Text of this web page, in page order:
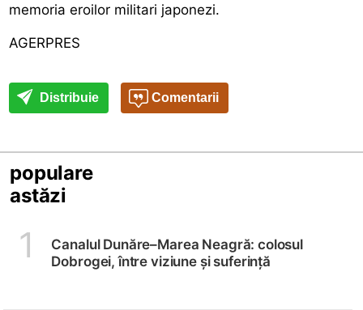
memoria eroilor militari japonezi.
AGERPRES
Distribuie Comentarii
populare
astăzi
1
Canalul Dunăre–Marea Neagră: colosul
Dobrogei, între viziune și suferință